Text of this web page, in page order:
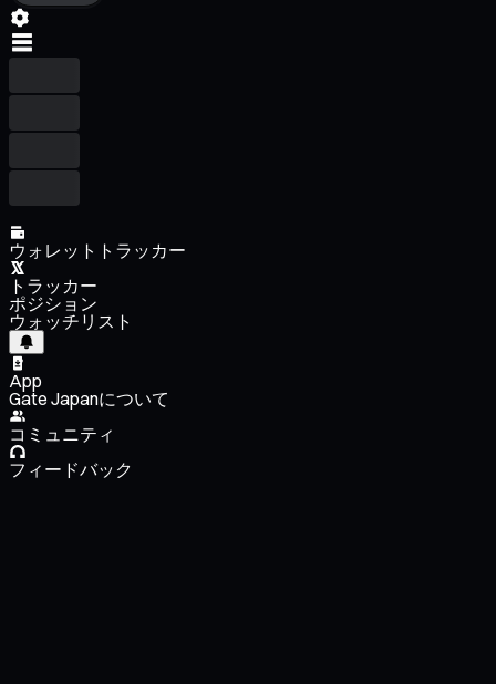
ウォレットトラッカー
トラッカー
ポジション
ウォッチリスト
App
Gate Japanについて
コミュニティ
フィードバック